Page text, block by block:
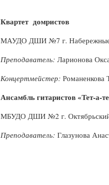
Квартет домристов
МАУДО ДШИ №7 г.
Преподаватель: Ларионова
Концертмейстер: Романенкова
Ансамбль гитаристов «Тет-а-
МБУДО ДШИ №2 г.
Преподаватель: Глазунова